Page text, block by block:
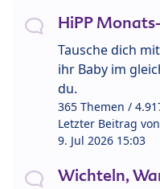
HiPP
Tausche dich
ihr Baby im
du.
365 Themen /
Letzter Beitrag von
9. Jul 2026 15:03
Wichteln,